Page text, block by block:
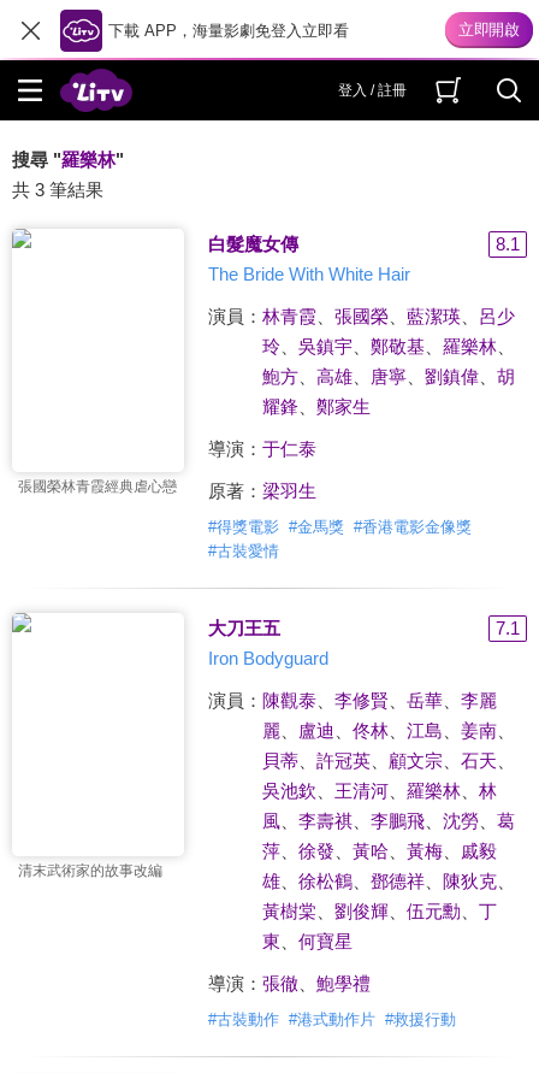
下載 APP，海量影劇免登入立即看
登入 / 註冊
搜尋 "羅樂林"
共 3 筆結果
張國榮林青霞經典虐心戀
白髮魔女傳
8.1
The Bride With White Hair
演員： 林青霞、 張國榮、 藍潔瑛、 呂少
玲、 吳鎮宇、 鄭敬基、 羅樂林、
鮑方、 高雄、 唐寧、 劉鎮偉、 胡
耀鋒
鄭家生
導演： 于仁泰
原著： 梁羽生
#得獎電影 #金馬獎 #香港電影金像獎
#古裝愛情
清末武術家的故事改編
大刀王五
7.1
Iron Bodyguard
演員： 陳觀泰、 李修賢 岳華、 李麗
麗
盧迪 佟林、 江島 姜南、
貝蒂、 許冠英、 顧文宗、 石天
吳池欽
王清河、 羅樂林、 林
風、 李壽祺、 李鵬飛、 沈勞、 葛
萍、 徐發 黃哈、 黃梅、
戚毅
雄、 徐松鶴、 鄧德祥、 陳狄克、
黃樹棠
劉俊輝、 伍元勳
丁
東
何寶星
導演： 張徹、 鮑學禮
#古裝動作 #港式動作片 #救援行動